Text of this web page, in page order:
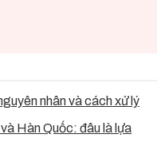
nhân và cách xử lý
Hàn Quốc: đâu là lựa